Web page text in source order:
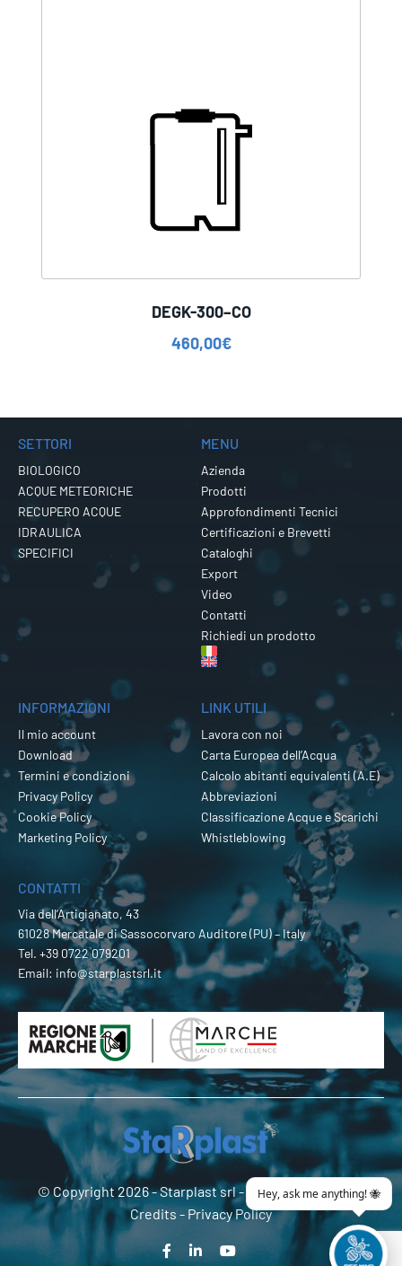
DEGK-300–CO
460,00€
SETTORI
BIOLOGICO
ACQUE METEORICHE
RECUPERO ACQUE
IDRAULICA
SPECIFICI
MENU
Azienda
Prodotti
Approfondimenti Tecnici
Certificazioni e Brevetti
Cataloghi
Export
Video
Contatti
Richiedi un prodotto
INFORMAZIONI
Il mio account
Download
Termini e condizioni
Privacy Policy
Cookie Policy
Marketing Policy
LINK UTILI
Lavora con noi
Carta Europea dell’Acqua
Calcolo abitanti equivalenti (A.E)
Abbreviazioni
Classificazione Acque e Scarichi
Whistleblowing
CONTATTI
Via dell’Artigianato, 43
61028 Mercatale di Sassocorvaro Auditore (PU) – Italy
Tel. +39 0722 079201
Email: info@starplastsrl.it
© Copyright 2026 -Starplast srl- P.Iva 02274180419 -
Credits - Privacy Policy